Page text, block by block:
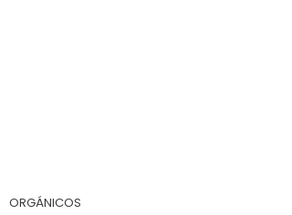
ORGÁNICOS